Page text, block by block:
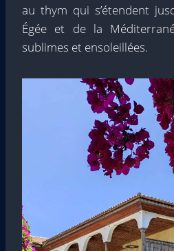
au thym qui s’étendent
Égée et de la
sublimes et ensoleillées.